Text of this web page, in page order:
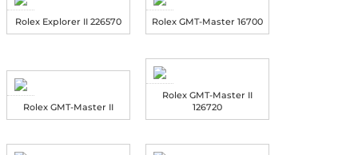
Rolex Explorer II 226570 Rolex GMT-Master 16700
Rolex GMT-Master II
Rolex GMT-Master II
126720